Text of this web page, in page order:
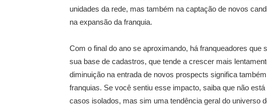
unidades da rede, mas também na captação de novos
na expansão da franquia.
Com o final do ano se aproximando, há franqueadores que
sua base de cadastros, que tende a crescer mais
diminuição na entrada de novos prospects significa
franquias. Se você sentiu esse impacto, saiba que não
casos isolados, mas sim uma tendência geral do universo